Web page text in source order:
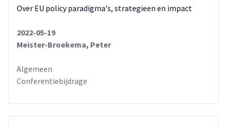
Over EU policy paradigma's, strategieen en impact
2022-05-19
Meister-Broekema, Peter
Algemeen
Conferentiebijdrage